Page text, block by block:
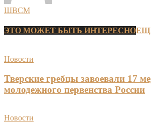
ШВСМ
ЭТО МОЖЕТ БЫТЬ ИНТЕРЕСНО
Новости
Тверские гребцы завоевали 17
молодежного первенства России
Новости